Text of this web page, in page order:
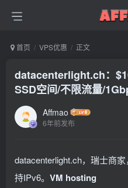
首页 VPS优惠 正文
datacenterlight.ch：
SSD空间/不限流量/
Affmao
6年前发布
datacenterlight.ch，瑞士商
持IPv6。 VM hosting